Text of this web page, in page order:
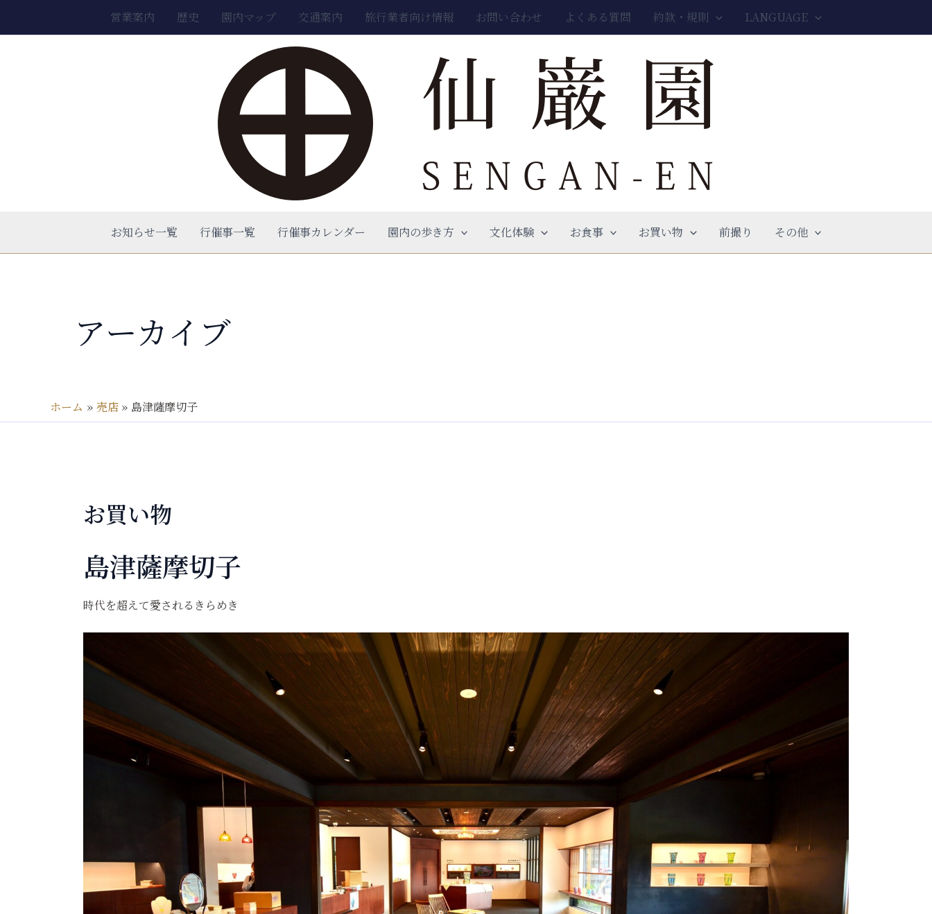
営業案内 歴史 園内マップ 交通案内 旅行業者向け情報 お問い合わせ よくある質問 約款・規則 LANGUAGE
お知らせ一覧 行催事一覧 行催事カレンダー 園内の歩き方 文化体験 お食事 お買い物 前撮り その他
アーカイブ
ホーム 売店 島津薩摩切子
お買い物
島津薩摩切子
時代を超えて愛されるきらめき